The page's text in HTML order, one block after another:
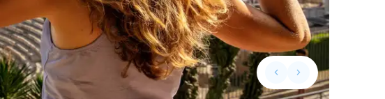
keyboard_arrow_leftPrevious slide
keyboard_arrow_rightNext slide